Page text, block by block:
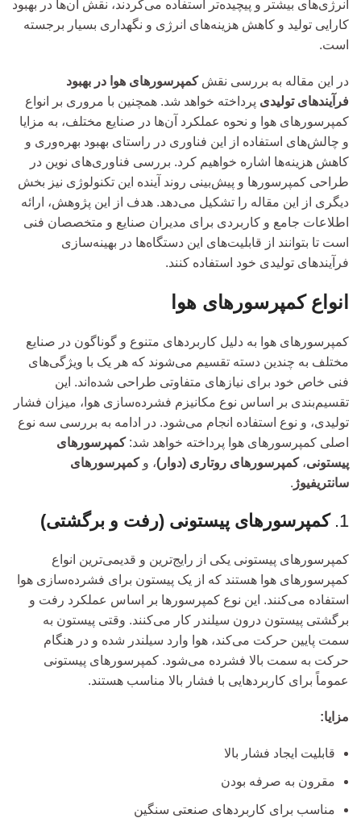
انرژی‌های بیشتر و پیچیده‌تر استفاده می‌کردند، نقش آن‌ها در بهبود
کارایی تولید و کاهش هزینه‌های انرژی و نگهداری بسیار برجسته
است.
در این مقاله به بررسی نقشکمپرسورهای هوا در بهبود
فرآیندهای تولیدی پرداخته خواهد شد. همچنین با مروری بر انواع
کمپرسورهای هوا و نحوه عملکرد آن‌ها در صنایع مختلف، به مزایا
و چالش‌های استفاده از این فناوری در راستای بهبود بهره‌وری و
کاهش هزینه‌ها اشاره خواهیم کرد. بررسی فناوری‌های نوین در
طراحی کمپرسورها و پیش‌بینی روند آینده این تکنولوژی نیز بخش
دیگری از این مقاله را تشکیل می‌دهد. هدف از این پژوهش، ارائه
اطلاعات جامع و کاربردی برای مدیران صنایع و متخصصان فنی
است تا بتوانند از قابلیت‌های این دستگاه‌ها در بهینه‌سازی
فرآیندهای تولیدی خود استفاده کنند.
انواع کمپرسورهای هوا
کمپرسورهای هوا به دلیل کاربردهای متنوع و گوناگون در صنایع
مختلف به چندین دسته تقسیم می‌شوند که هر یک با ویژگی‌های
فنی خاص خود برای نیازهای متفاوتی طراحی شده‌اند. این
تقسیم‌بندی بر اساس نوع مکانیزم فشرده‌سازی هوا، میزان فشار
تولیدی، و نوع استفاده انجام می‌شود. در ادامه به بررسی سه نوع
اصلی کمپرسورهای هوا پرداخته خواهد شد:کمپرسورهای
پیستونی،کمپرسورهای روتاری (دوار)، وکمپرسورهای
سانتریفیوژ .
1. کمپرسورهای پیستونی (رفت و برگشتی)
کمپرسورهای پیستونی یکی از رایج‌ترین و قدیمی‌ترین انواع
کمپرسورهای هوا هستند که از یک پیستون برای فشرده‌سازی هوا
استفاده می‌کنند. این نوع کمپرسورها بر اساس عملکرد رفت و
برگشتی پیستون درون سیلندر کار می‌کنند. وقتی پیستون به
سمت پایین حرکت می‌کند، هوا وارد سیلندر شده و در هنگام
حرکت به سمت بالا فشرده می‌شود. کمپرسورهای پیستونی
عموماً برای کاربردهایی با فشار بالا مناسب هستند.
مزایا:
قابلیت ایجاد فشار بالا
مقرون به صرفه بودن
مناسب برای کاربردهای صنعتی سنگین